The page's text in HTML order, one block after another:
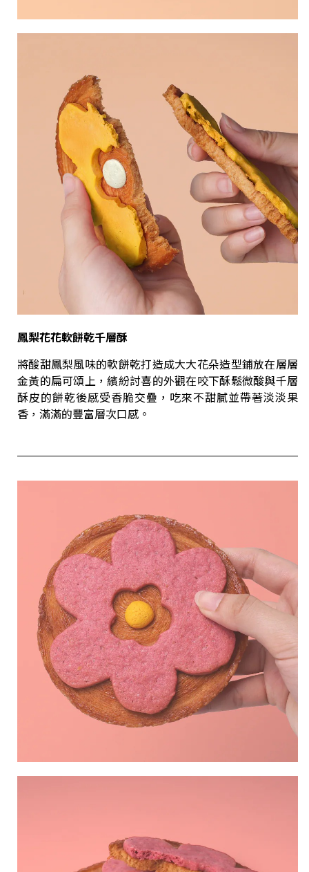
鳳梨花花軟餅乾千層酥
將酸甜鳳梨風味的軟餅乾打造成大大花朵造型鋪放在層層
金黃的扁可頌上，繽紛討喜的外觀在咬下酥鬆微酸與千層
酥皮的餅乾後感受香脆交疊，吃來不甜膩並帶著淡淡果
香，滿滿的豐富層次口感。